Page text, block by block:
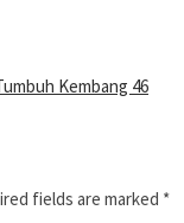
Kembang 46
fields are marked *